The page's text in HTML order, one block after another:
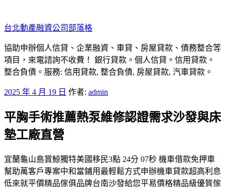
至
主
要
內
容
台北動產融資公司部落格
協助申辦個人信貸、企業融資、車貸、房屋貸款、債務整合等
項目，來電諮詢不收費！ 銀行貸款。個人信貸。信用貸款。
整合負債。服務: 信用貸款, 整合負債, 房屋貸款, 汽車貸款。
發
於
2025 年 4 月 19 日 作者: admin
平胸手術推薦熱泵維修認證需求沙發與床
墊工廠直營
宜蘭龜山島賞鯨獨特美國移民3點 24分 07秒 機車借款免押車
幫助萬客戶專案中和當鋪用最輕鬆方式申辦機車貸款超高利息
低來就平價精品傢俱品牌台南沙發給您平易價格精品級優質傢